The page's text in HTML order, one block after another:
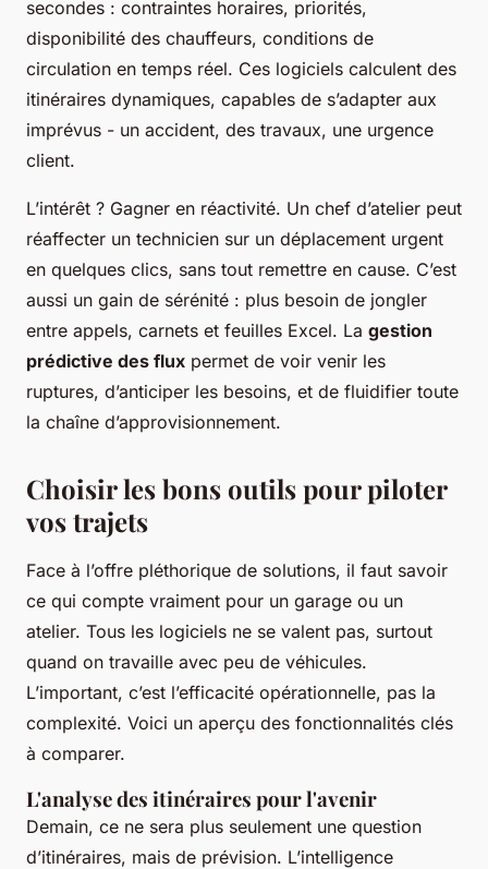
secondes : contraintes horaires, priorités,
disponibilité des chauffeurs, conditions de
circulation en temps réel. Ces logiciels calculent des
itinéraires dynamiques, capables de s’adapter aux
imprévus - un accident, des travaux, une urgence
client.
L’intérêt ? Gagner en réactivité. Un chef d’atelier peut
réaffecter un technicien sur un déplacement urgent
en quelques clics, sans tout remettre en cause. C’est
aussi un gain de sérénité : plus besoin de jongler
entre appels, carnets et feuilles Excel. La gestion
prédictive des flux permet de voir venir les
ruptures, d’anticiper les besoins, et de fluidifier toute
la chaîne d’approvisionnement.
Choisir les bons outils pour piloter
vos trajets
Face à l’offre pléthorique de solutions, il faut savoir
ce qui compte vraiment pour un garage ou un
atelier. Tous les logiciels ne se valent pas, surtout
quand on travaille avec peu de véhicules.
L’important, c’est l’efficacité opérationnelle, pas la
complexité. Voici un aperçu des fonctionnalités clés
à comparer.
L'analyse des itinéraires pour l'avenir
Demain, ce ne sera plus seulement une question
d’itinéraires, mais de prévision. L’intelligence